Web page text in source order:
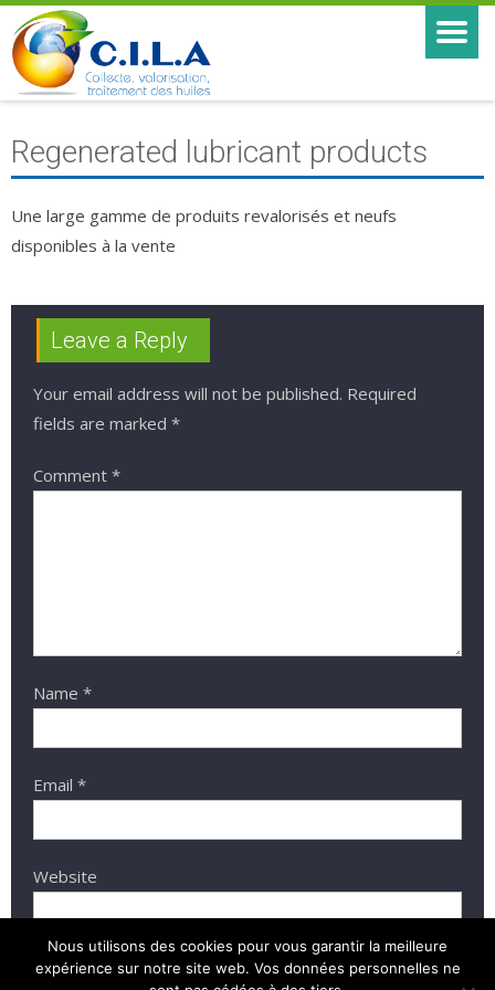
Regenerated lubricant products
Une large gamme de produits revalorisés et neufs
disponibles à la vente
Leave a Reply
Your email address will not be published. Required
fields are marked *
Comment *
Name *
Email *
Website
Nous utilisons des cookies pour vous garantir la meilleure
expérience sur notre site web. Vos données personnelles ne